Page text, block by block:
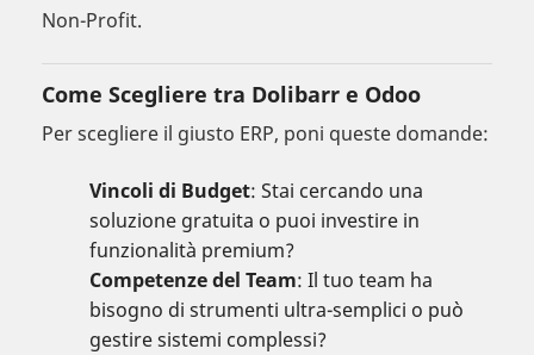
Non-Profit.
Come Scegliere tra Dolibarr e Odoo
Per scegliere il giusto ERP, poni queste domande:
Vincoli di Budget: Stai cercando una
soluzione gratuita o puoi investire in
funzionalità premium?
Competenze del Team: Il tuo team ha
bisogno di strumenti ultra-semplici o può
gestire sistemi complessi?